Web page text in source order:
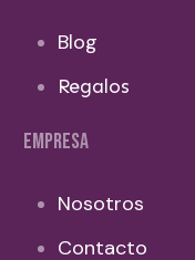
Blog
Regalos
EMPRESA
Nosotros
Contacto